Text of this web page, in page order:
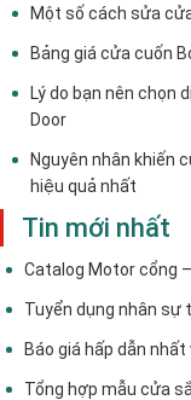
Một số cách sửa
Bảng giá cửa cuốn
Lý do bạn nên chọn
Door
Nguyên nhân khiến
hiệu quả nhất
Tin mới nhất
Catalog Motor cổng
Tuyển dụng nhân sự
Báo giá hấp dẫn
Tổng hợp mẫu cửa